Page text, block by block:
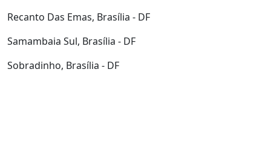
Recanto Das Emas, Brasília - DF
Samambaia Sul, Brasília - DF
Sobradinho, Brasília - DF